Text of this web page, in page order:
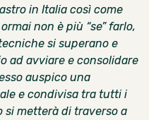
in Italia così come
non è più “se” farlo,
si superano e
ad avviare e consolidare
auspico una
e condivisa tra tutti i
si metterà di traverso a